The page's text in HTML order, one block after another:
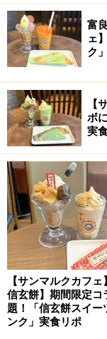
富
ェ
ク
【
ボ
実
【サンマルクカフ
信玄餅】期間限定コ
題！「信玄餅スイー
ンク」実食リポ